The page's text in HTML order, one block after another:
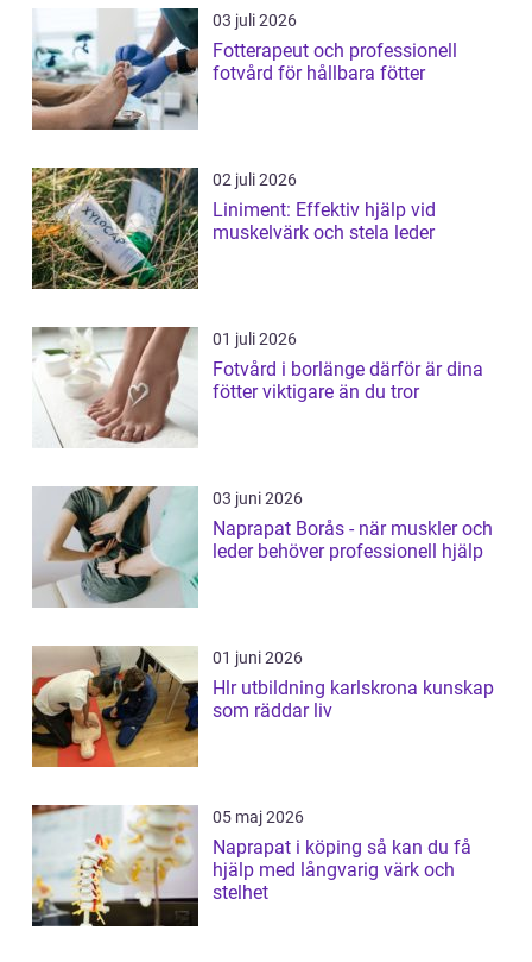
03 juli 2026
Fotterapeut och professionell
fotvård för hållbara fötter
02 juli 2026
Liniment: Effektiv hjälp vid
muskelvärk och stela leder
01 juli 2026
Fotvård i borlänge därför är dina
fötter viktigare än du tror
03 juni 2026
Naprapat Borås - när muskler och
leder behöver professionell hjälp
01 juni 2026
Hlr utbildning karlskrona kunskap
som räddar liv
05 maj 2026
Naprapat i köping så kan du få
hjälp med långvarig värk och
stelhet